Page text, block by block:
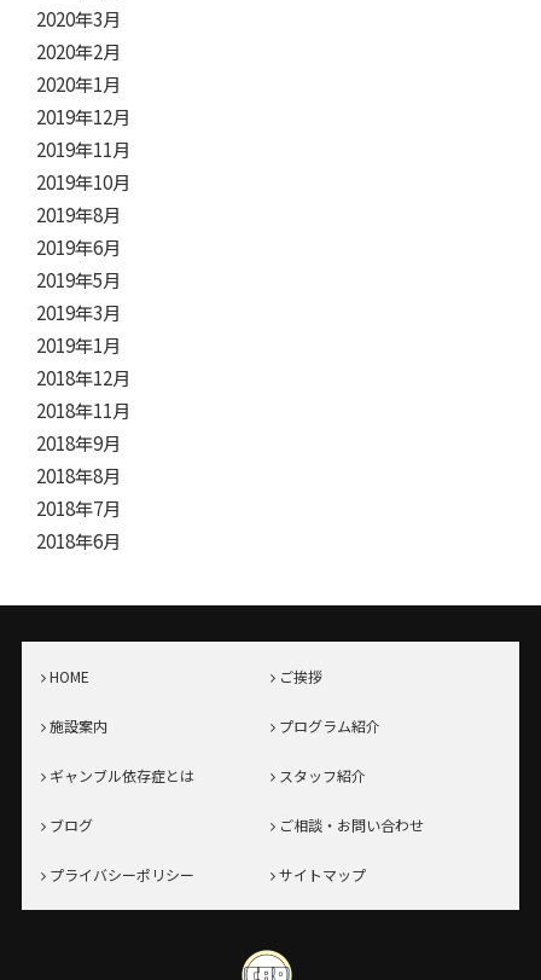
2020年3月
2020年2月
2020年1月
2019年12月
2019年11月
2019年10月
2019年8月
2019年6月
2019年5月
2019年3月
2019年1月
2018年12月
2018年11月
2018年9月
2018年8月
2018年7月
2018年6月
HOME ご挨拶
施設案内 プログラム紹介
ギャンブル依存症とは スタッフ紹介
ブログ ご相談・お問い合わせ
プライバシーポリシー サイトマップ